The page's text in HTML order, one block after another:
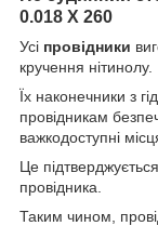
0.018 X 260
Усі провідники
кручення нітинолу.
Їх наконечники з
провідникам
важкодоступні
Це
провідника.
Таким чином,